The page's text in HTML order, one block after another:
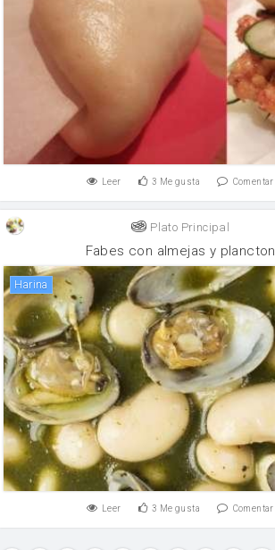
Leer 3 Me gusta Comentar
Plato Principal
Fabes con almejas y plancton
harina
Leer 3 Me gusta Comentar